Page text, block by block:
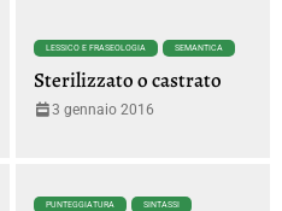
LESSICO E FRASEOLOGIA SEMANTICA
Sterilizzato o castrato
3 gennaio 2016
PUNTEGGIATURA SINTASSI